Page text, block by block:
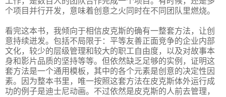
个项目并行开发，意味着创意之火同时在不同团队里燃烧。
看完这本书，我倾向于相信皮克斯的确有一整套方法，让创
意持续迸发。包括不局限于：平等友善正面竞争的企业内部
文化，较少的层级管理和较大的职工自由度，以及对故事本
身和影片品质的坚持等等。但依然缺乏足够的实例，证明这
套方法是一个通用模板，其中的各个元素是创意的决定性因
素。因为整本书里，唯一按照这套方法在皮克斯体外运行成
功的例子是迪士尼动画。不过依然是皮克斯的人前去管理，